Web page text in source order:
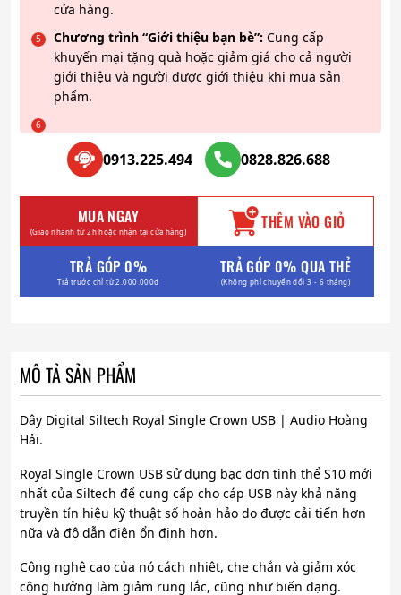
cửa hàng.
Chương trình “Giới thiệu bạn bè”: Cung cấp
khuyến mại tặng quà hoặc giảm giá cho cả người
giới thiệu và người được giới thiệu khi mua sản
phẩm.
0913.225.494 0828.826.688
MUA NGAY
(Giao nhanh từ 2h hoặc nhận tại cửa hàng) THÊM VÀO GIỎ
TRẢ GÓP 0%
Trả trước chỉ từ 2.000.000đ
TRẢ GÓP 0% QUA THẺ
(Không phí chuyển đổi 3 - 6 tháng)
MÔ TẢ SẢN PHẨM
Dây Digital Siltech Royal Single Crown USB | Audio Hoàng
Hải.
Royal Single Crown USB sử dụng bạc đơn tinh thể S10 mới
nhất của Siltech để cung cấp cho cáp USB này khả năng
truyền tín hiệu kỹ thuật số hoàn hảo do được cải tiến hơn
nữa và độ dẫn điện ổn định hơn.
Công nghệ cao của nó cách nhiệt, che chắn và giảm xóc
cộng hưởng làm giảm rung lắc, cũng như biến dạng.